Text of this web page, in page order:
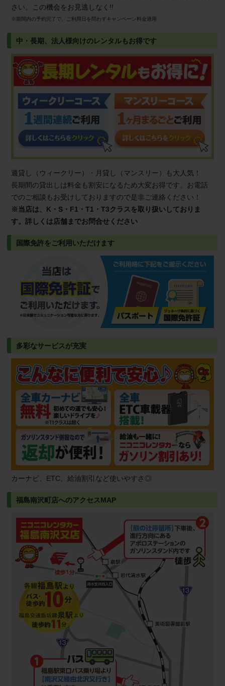
さい。この機会をお見逃しなく!!
※期間内の予約完了で、ご利用日を問わずキャンペーン料金適用
中・長期、法人様向けのレンタルもお得です
週貸し（ウィークリー）・月貸し（マンスリー）も大人気！
長期間の貸出しは料金も割安になるため大変お得です。お電話
でのご相談もお受けしておりますので是非ご連絡ください！
※当店は、K・S・F1・T1・T3クラスを取り扱いしておりま
す。詳しくは店舗までお問合せください
国際免許をご利用いただけます
多彩なサービスが充実
カーナビ、ETC、給油割引など使いやすさ◎
福島南沢町店へのアクセスMAP